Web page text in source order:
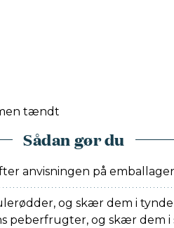
tændt
Sådan gør du
anvisningen på
og skær dem i tynde
peberfrugter, og skær dem i